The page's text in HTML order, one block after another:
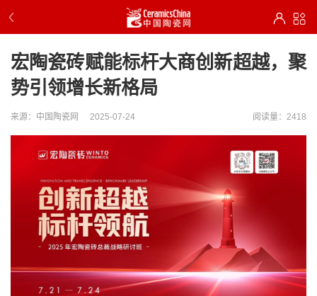
宏陶瓷砖赋能标杆大商创新超越，聚
势引领增长新格局
来源：中国陶瓷网 2025-07-24 阅读量：2418